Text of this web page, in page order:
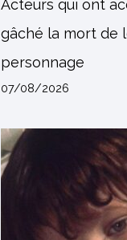
Acteurs qui ont
gâché la mort de
personnage
07/08/2026